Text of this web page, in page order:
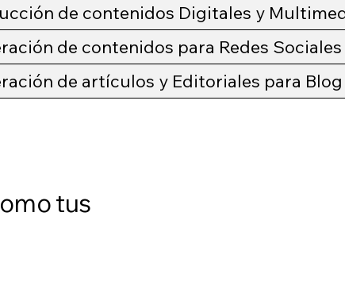
tus
de contenidos Digitales y
de contenidos para Redes Sociales
de artículos y Editoriales para Blog